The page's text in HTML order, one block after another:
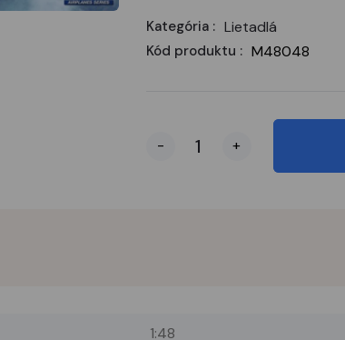
Kategória : Lietadlá
Kód produktu : M48048
- +
1:48